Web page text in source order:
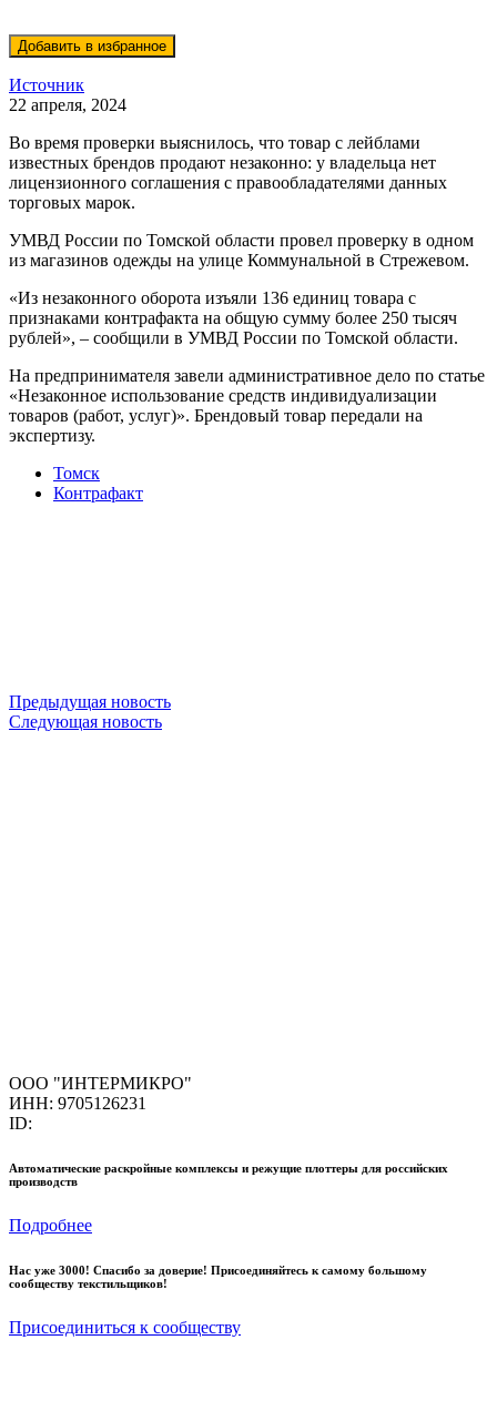
Источник
22 апреля, 2024
Во время проверки выяснилось, что товар с лейблами
известных брендов продают незаконно: у владельца нет
лицензионного соглашения с правообладателями данных
торговых марок.
УМВД России по Томской области провел проверку в одном
из магазинов одежды на улице Коммунальной в Стрежевом.
«Из незаконного оборота изъяли 136 единиц товара с
признаками контрафакта на общую сумму более 250 тысяч
рублей», – сообщили в УМВД России по Томской области.
На предпринимателя завели административное дело по статье
«Незаконное использование средств индивидуализации
товаров (работ, услуг)». Брендовый товар передали на
экспертизу.
Томск
Контрафакт
Предыдущая новость
Следующая новость
ООО "ИНТЕРМИКРО"
ИНН: 9705126231
ID:
Автоматические раскройные комплексы и режущие плоттеры для российских
производств
Подробнее
Нас уже 3000! Спасибо за доверие! Присоединяйтесь к самому большому
сообществу текстильщиков!
Присоединиться к сообществу